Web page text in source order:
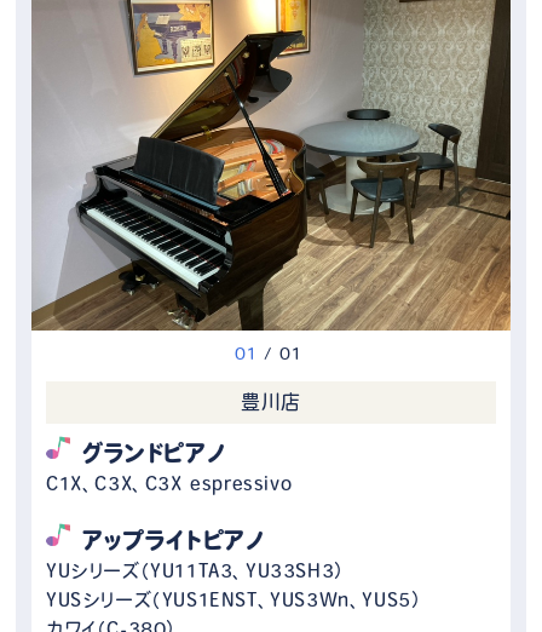
01 /01
豊川店
グランドピアノ
C1X、C3X、C3X espressivo
アップライトピアノ
YUシリーズ（YU11TA3、YU33SH3）
YUSシリーズ（YUS1ENST、YUS3Wn、YUS5）